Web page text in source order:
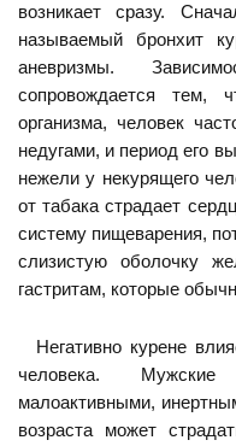
возникает сразу.
называемый бронхит
аневризмы.
сопровождается тем,
организма, человек
недугами, и период его
нежели у некурящего
от табака страдает
систему пищеварения,
слизистую оболочку
гастритам, которые
Негативно курене
человека. Мужские
малоактивными,
возраста может